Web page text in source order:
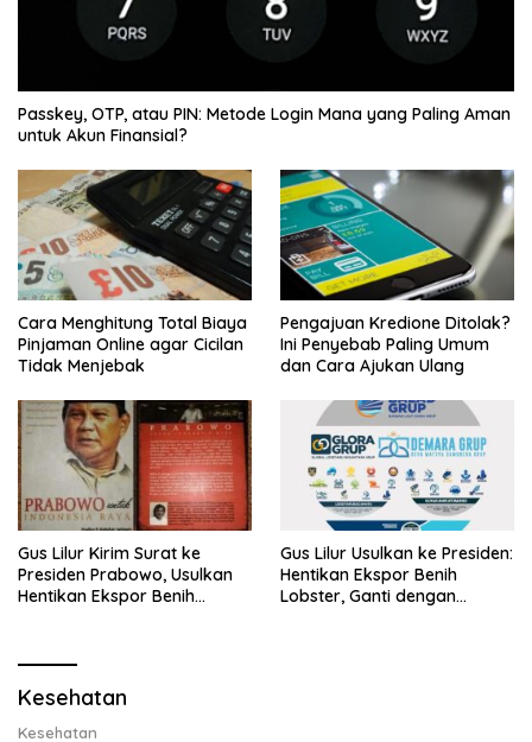
Passkey, OTP, atau PIN: Metode Login Mana yang Paling Aman
untuk Akun Finansial?
Cara Menghitung Total Biaya
Pinjaman Online agar Cicilan
Tidak Menjebak
Pengajuan Kredione Ditolak?
Ini Penyebab Paling Umum
dan Cara Ajukan Ulang
Gus Lilur Kirim Surat ke
Presiden Prabowo, Usulkan
Hentikan Ekspor Benih
Gus Lilur Usulkan ke Presiden:
Hentikan Ekspor Benih
Lobster, Ganti dengan
Kesehatan
Kesehatan